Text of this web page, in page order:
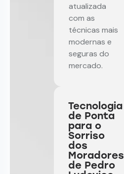
atualizada
com as
técnicas mais
modernas e
seguras do
mercado.
Tecnologia
de Ponta
para o
Sorriso
dos
Moradores
de Pedro